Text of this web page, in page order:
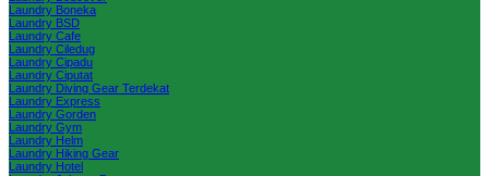
Laundry Boneka
Laundry BSD
Laundry Cafe
Laundry Ciledug
Laundry Cipadu
Laundry Ciputat
Laundry Diving Gear Terdekat
Laundry Express
Laundry Gorden
Laundry Gym
Laundry Helm
Laundry Hiking Gear
Laundry Hotel